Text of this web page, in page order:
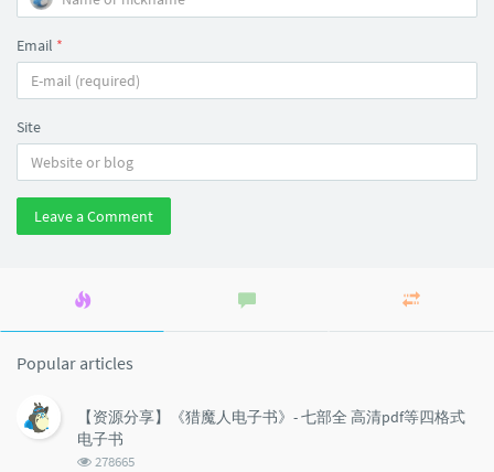
Email *
Site
Leave a Comment
Popular articles
【资源分享】《猎魔人电子书》- 七部全 高清pdf等四格式
电子书
浏
278665